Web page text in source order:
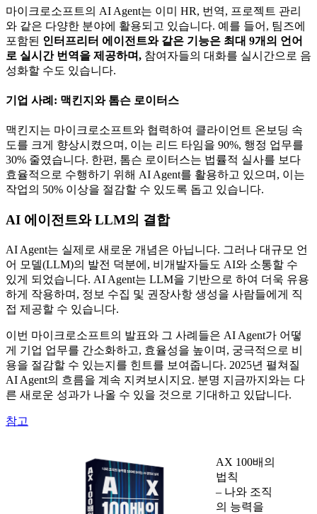
마이크로소프트의 AI Agent는 이미 HR, 번역, 프로젝트 관리
와 같은 다양한 분야에 활용되고 있습니다. 예를 들어, 팀즈에
포함된 인터프리터 에이전트와 같은 기능은 최대 9개의 언어
로 실시간 번역을 제공하며, 참여자들의 대화를 실시간으로 음
성화할 수도 있습니다.
기업 사례: 맥킨지와 톰슨 로이터스
맥킨지는 마이크로소프트와 협력하여 클라이언트 온보딩 속
도를 크게 향상시켰으며, 이는 리드 타임을 90%, 행정 업무를
30% 줄였습니다. 한편, 톰슨 로이터스는 법률적 실사를 보다
효율적으로 수행하기 위해 AI Agent를 활용하고 있으며, 이는
작업의 50% 이상을 절감할 수 있도록 돕고 있습니다.
AI 에이전트와 LLM의 결합
AI Agent는 실제로 새로운 개념은 아닙니다. 그러나 대규모 언
어 모델(LLM)의 발전 덕분에, 비개발자들도 AI와 소통할 수
있게 되었습니다. AI Agent는 LLM을 기반으로 하여 더욱 유용
하게 작용하며, 정보 수집 및 권장사항 생성을 사람들에게 직
접 제공할 수 있습니다.
이번 마이크로소프트의 발표와 그 사례들은 AI Agent가 어떻
게 기업 업무를 간소화하고, 효율성을 높이며, 궁극적으로 비
용을 절감할 수 있는지를 힌트를 보여줍니다. 2025년 펼쳐질
AI Agent의 흐름을 계속 지켜보시지요. 분명 지금까지와는 다
른 새로운 성과가 나올 수 있을 것으로 기대하고 있답니다.
참고
AX 100배의
법칙
– 나와 조직
의 능력을